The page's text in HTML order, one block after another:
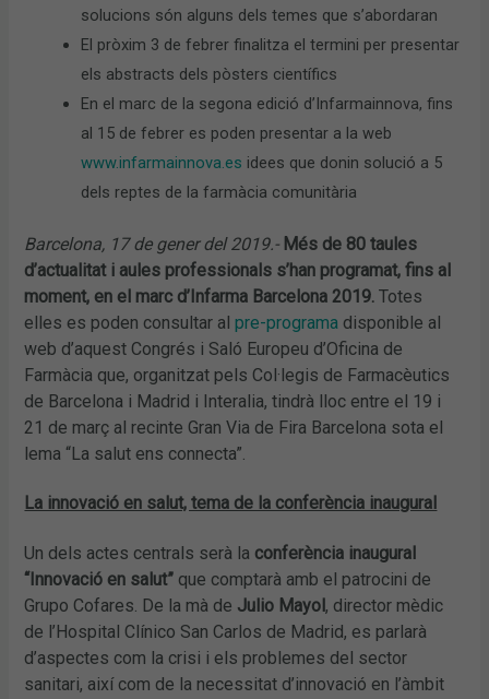
solucions són alguns dels temes que s’abordaran
El pròxim 3 de febrer finalitza el termini per presentar
els abstracts dels pòsters científics
En el marc de la segona edició d’Infarmainnova, fins
al 15 de febrer es poden presentar a la web
www.infarmainnova.es idees que donin solució a 5
dels reptes de la farmàcia comunitària
Barcelona, 17 de gener del 2019.- Més de 80 taules
d’actualitat i aules professionals s’han programat, fins al
moment, en el marc d’Infarma Barcelona 2019.Totes
elles es poden consultar alpre-programa disponible al
web d’aquest Congrés i Saló Europeu d’Oficina de
Farmàcia que, organitzat pels Col·legis de Farmacèutics
de Barcelona i Madrid i Interalia, tindrà lloc entre el 19 i
21 de març al recinte Gran Via de Fira Barcelona sota el
lema “La salut ens connecta”.
La innovació en salut, tema de la conferència inaugural
Un dels actes centrals serà la conferència inaugural
“Innovació en salut” que comptarà amb el patrocini de
Grupo Cofares. De la mà de Julio Mayol, director mèdic
de l’Hospital Clínico San Carlos de Madrid, es parlarà
d’aspectes com la crisi i els problemes del sector
sanitari, així com de la necessitat d’innovació en l’àmbit